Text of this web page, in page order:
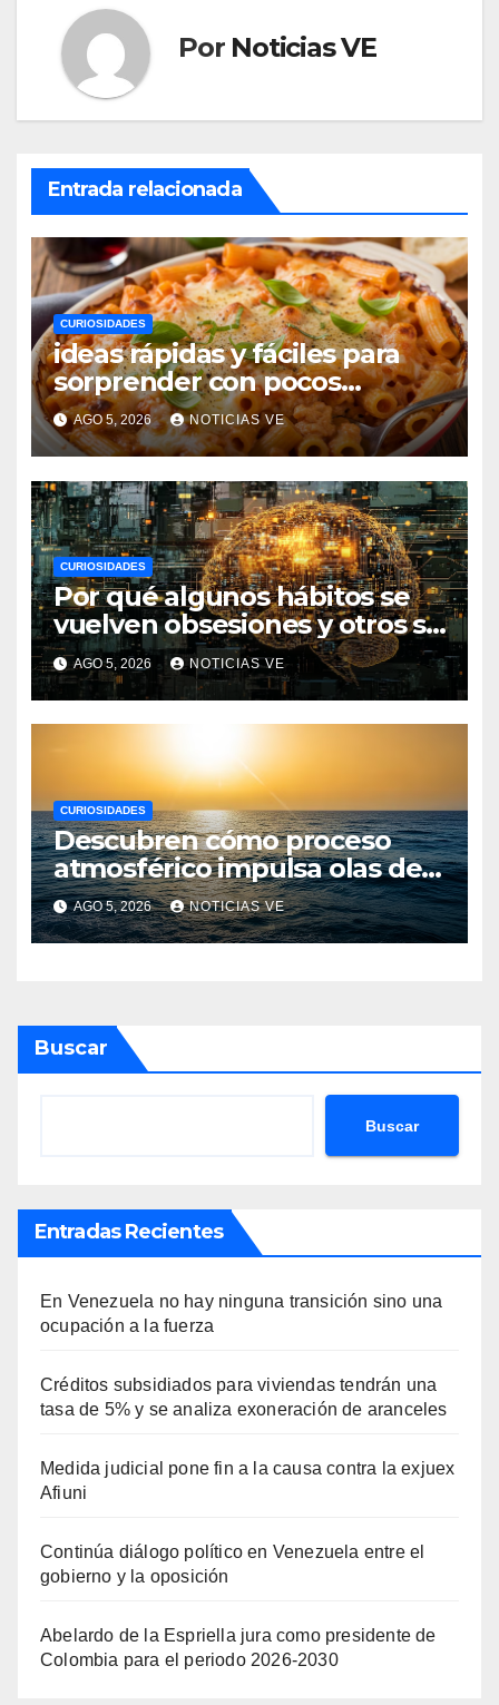
Por Noticias VE
Entrada relacionada
CURIOSIDADES
ideas rápidas y fáciles para
sorprender con pocos
ingredientes
AGO 5, 2026 NOTICIAS VE
CURIOSIDADES
Por qué algunos hábitos se
vuelven obsesiones y otros se
desvanecen
AGO 5, 2026 NOTICIAS VE
CURIOSIDADES
Descubren cómo proceso
atmosférico impulsa olas de
calor marinas extremas
AGO 5, 2026 NOTICIAS VE
Buscar
Buscar
Entradas Recientes
En Venezuela no hay ninguna transición sino una
ocupación a la fuerza
Créditos subsidiados para viviendas tendrán una
tasa de 5% y se analiza exoneración de aranceles
Medida judicial pone fin a la causa contra la exjuex
Afiuni
Continúa diálogo político en Venezuela entre el
gobierno y la oposición
Abelardo de la Espriella jura como presidente de
Colombia para el periodo 2026-2030